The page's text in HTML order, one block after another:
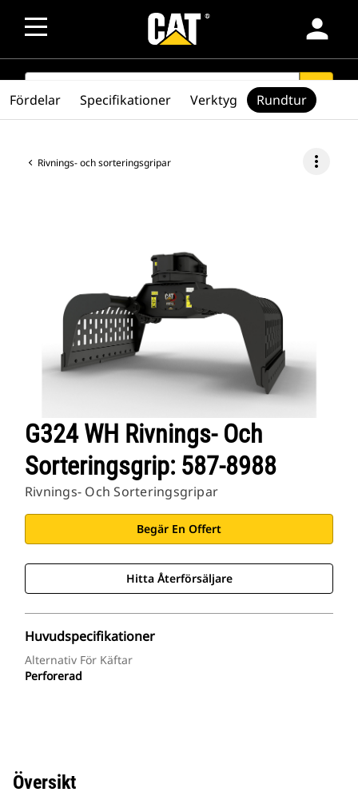
person
SEARCH search
Rivnings- och sorteringsgripar more_vert
G324 WH Rivnings- Och
Sorteringsgrip: 587-8988
Rivnings- Och Sorteringsgripar
Begär En Offert
Hitta Återförsäljare
Huvudspecifikationer
Alternativ För Käftar
Perforerad
Fördelar Specifikationer Verktyg Rundtur
Översikt